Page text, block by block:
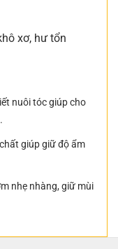
xơ, hư tổn
nuôi tóc giúp cho
giúp giữ độ ẩm
nhẹ nhàng, giữ mùi